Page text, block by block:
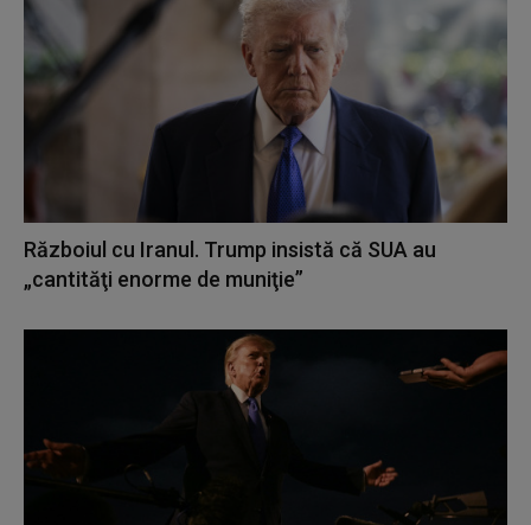
Războiul cu Iranul. Trump insistă că SUA au
„cantităţi enorme de muniţie”